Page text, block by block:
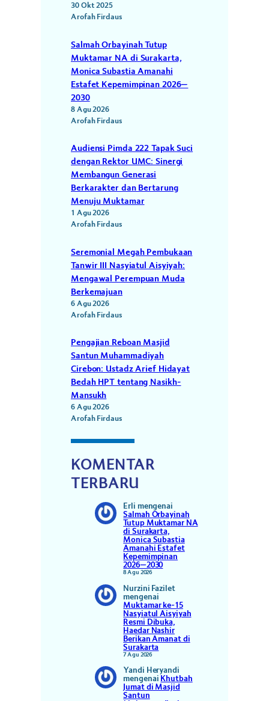
30 Okt 2025
Arofah Firdaus
Salmah Orbayinah Tutup
Muktamar NA di Surakarta,
Monica Subastia Amanahi
Estafet Kepemimpinan 2026–
2030
8 Agu 2026
Arofah Firdaus
Audiensi Pimda 222 Tapak Suci
dengan Rektor UMC: Sinergi
Membangun Generasi
Berkarakter dan Bertarung
Menuju Muktamar
1 Agu 2026
Arofah Firdaus
Seremonial Megah Pembukaan
Tanwir III Nasyiatul Aisyiyah:
Mengawal Perempuan Muda
Berkemajuan
6 Agu 2026
Arofah Firdaus
Pengajian Reboan Masjid
Santun Muhammadiyah
Cirebon: Ustadz Arief Hidayat
Bedah HPT tentang Nasikh-
Mansukh
6 Agu 2026
Arofah Firdaus
KOMENTAR
TERBARU
Erli mengenai
Salmah Orbayinah
Tutup Muktamar NA
di Surakarta,
Monica Subastia
Amanahi Estafet
Kepemimpinan
2026–2030
8 Agu 2026
Nurzini Fazilet
mengenai
Muktamar ke-15
Nasyiatul Aisyiyah
Resmi Dibuka,
Haedar Nashir
Berikan Amanat di
Surakarta
7 Agu 2026
Yandi Heryandi
mengenai Khutbah
Jumat di Masjid
Santun